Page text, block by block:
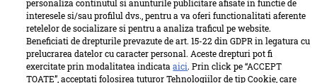
personaliza continutul si anunturile publicitare afisate in functie de
interesele si/sau profilul dvs., pentru a va oferi functionalitati aferente
retelelor de socializare si pentru a analiza traficul pe website.
Beneficiati de drepturile prevazute de art. 15-22 din GDPR in legatura cu
prelucrarea datelor cu caracter personal. Aceste drepturi pot fi
exercitate prin modalitatea indicataaici. Prin click pe “ACCEPT
TOATE”, acceptati folosirea tuturor Tehnologiilor de tip Cookie, care